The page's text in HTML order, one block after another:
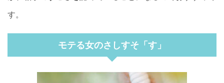
す。
モテる女のさしすそ「す」